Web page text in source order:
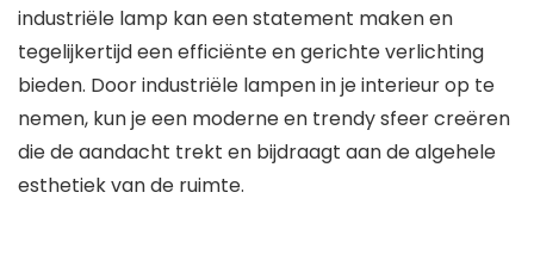
industriële lamp kan een statement maken en
tegelijkertijd een efficiënte en gerichte verlichting
bieden. Door industriële lampen in je interieur op te
nemen, kun je een moderne en trendy sfeer creëren
die de aandacht trekt en bijdraagt aan de algehele
esthetiek van de ruimte.